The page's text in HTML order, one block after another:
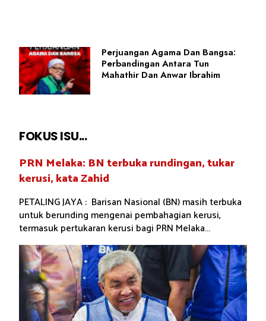
Perjuangan Agama Dan Bangsa:
Perbandingan Antara Tun
Mahathir Dan Anwar Ibrahim
FOKUS ISU...
PRN Melaka: BN terbuka rundingan, tukar
kerusi, kata Zahid
PETALING JAYA : Barisan Nasional (BN) masih terbuka
untuk berunding mengenai pembahagian kerusi,
termasuk pertukaran kerusi bagi PRN Melaka...